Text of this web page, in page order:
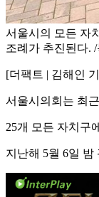
서울시의 모든 자
조례가 추진된다.
[더팩트 | 김해인
서울시의회는 최
25개 모든 자치구
지난해 5월 6일